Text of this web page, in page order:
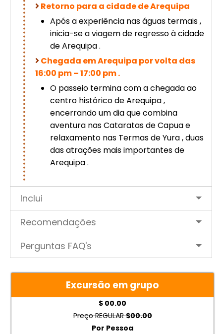
Retorno para a cidade de Arequipa
Após a experiência nas águas termais ,
inicia-se a viagem de regresso à cidade
de Arequipa .
Chegada em Arequipa por volta das
16:00 pm – 17:00 pm .
O passeio termina com a chegada ao
centro histórico de Arequipa ,
encerrando um dia que combina
aventura nas Cataratas de Capua e
relaxamento nas Termas de Yura , duas
das atrações mais importantes de
Arequipa .
Inclui
Recomendações
Perguntas FAQ's
Excursão em grupo
$ 00.00
Preço REGULAR$00.00
Por Pessoa